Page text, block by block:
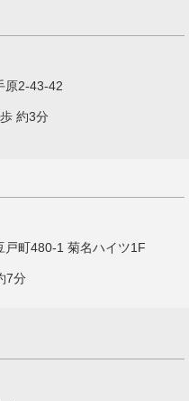
原2-43-42
約3分
戸町480-1 菊名ハイツ1F
7分